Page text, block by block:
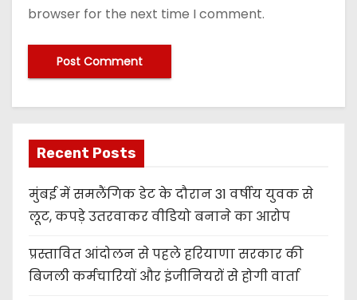
browser for the next time I comment.
Recent Posts
मुंबई में समलैंगिक डेट के दौरान 31 वर्षीय युवक से
लूट, कपड़े उतरवाकर वीडियो बनाने का आरोप
प्रस्तावित आंदोलन से पहले हरियाणा सरकार की
बिजली कर्मचारियों और इंजीनियरों से होगी वार्ता